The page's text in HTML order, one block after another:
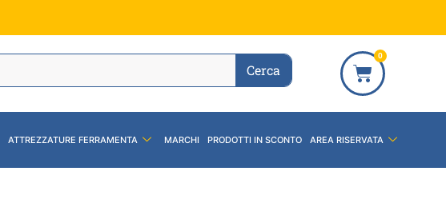
Cerca
0
ATTREZZATURE FERRAMENTA MARCHI PRODOTTI IN SCONTO AREA RISERVATA